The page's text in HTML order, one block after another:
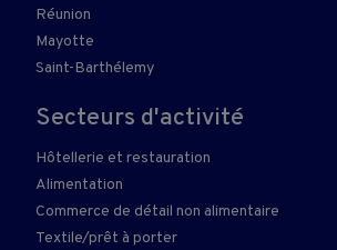
Réunion
Mayotte
Saint-Barthélemy
Secteurs d'activité
Hôtellerie et restauration
Alimentation
Commerce de détail non alimentaire
Textile/prêt à porter